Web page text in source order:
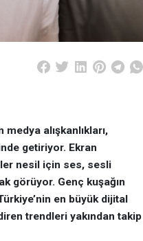
alışkanlıkları,
getiriyor. Ekran
nesil için ses, sesli
görüyor. Genç kuşağın
en büyük dijital
trendleri yakından takip